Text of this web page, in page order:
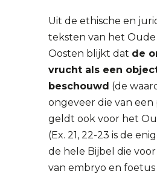
Uit de ethische en
teksten van het Oude
Oosten blijkt dat de
vrucht als een
beschouwd (de
ongeveer die van een
geldt ook voor het
(Ex. 21, 22-23 is de
de hele Bijbel die
van embryo en